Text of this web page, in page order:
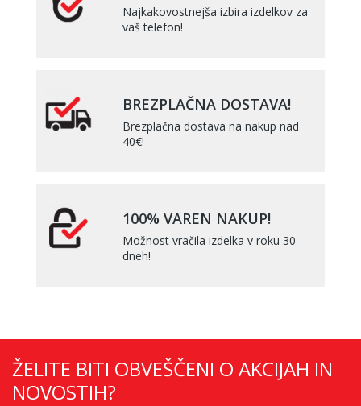
Najkakovostnejša izbira izdelkov za
vaš telefon!
BREZPLAČNA DOSTAVA!
Brezplačna dostava na nakup nad
40€!
100% VAREN NAKUP!
Možnost vračila izdelka v roku 30
dneh!
ŽELITE BITI OBVEŠČENI O AKCIJAH IN
NOVOSTIH?